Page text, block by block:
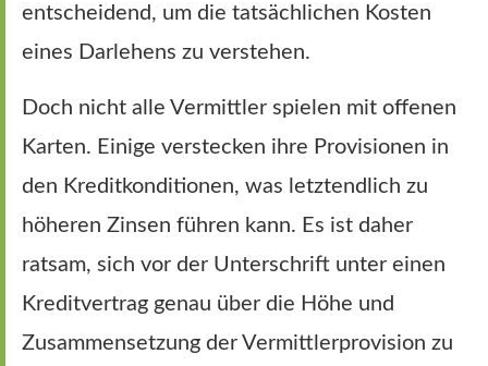
entscheidend, um die tatsächlichen Kosten
eines Darlehens zu verstehen.
Doch nicht alle Vermittler spielen mit offenen
Karten. Einige verstecken ihre Provisionen in
den Kreditkonditionen, was letztendlich zu
höheren Zinsen führen kann. Es ist daher
ratsam, sich vor der Unterschrift unter einen
Kreditvertrag genau über die Höhe und
Zusammensetzung der Vermittlerprovision zu